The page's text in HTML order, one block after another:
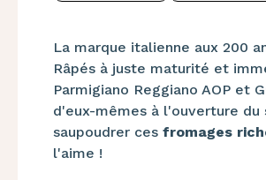
La marque italienne aux 200
Râpés à juste maturité et
Parmigiano Reggiano AOP et
d'eux-mêmes à l'ouverture du
saupoudrer ces fromages
l'aime !